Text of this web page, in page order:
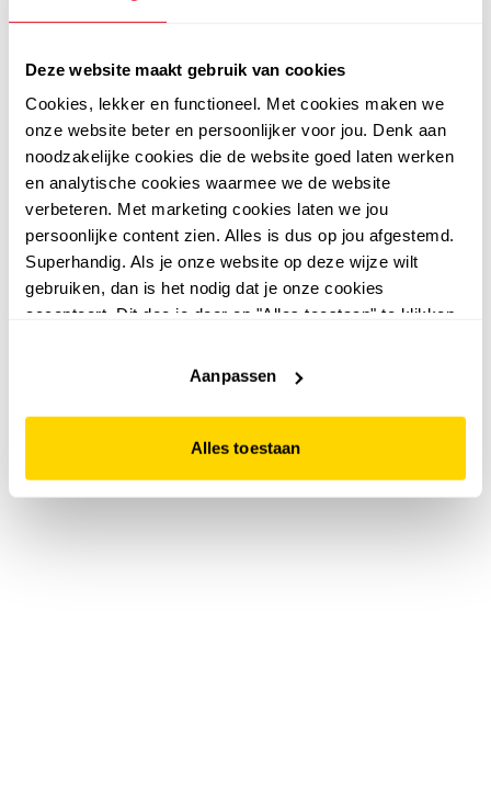
Deze website maakt gebruik van cookies
Cookies, lekker en functioneel. Met cookies maken we
onze website beter en persoonlijker voor jou. Denk aan
noodzakelijke cookies die de website goed laten werken
en analytische cookies waarmee we de website
verbeteren. Met marketing cookies laten we jou
persoonlijke content zien. Alles is dus op jou afgestemd.
Superhandig. Als je onze website op deze wijze wilt
gebruiken, dan is het nodig dat je onze cookies
accepteert. Dit doe je door op "Alles toestaan" te klikken.
website niet optimaal functioneert.
Aanpassen
Alles toestaan